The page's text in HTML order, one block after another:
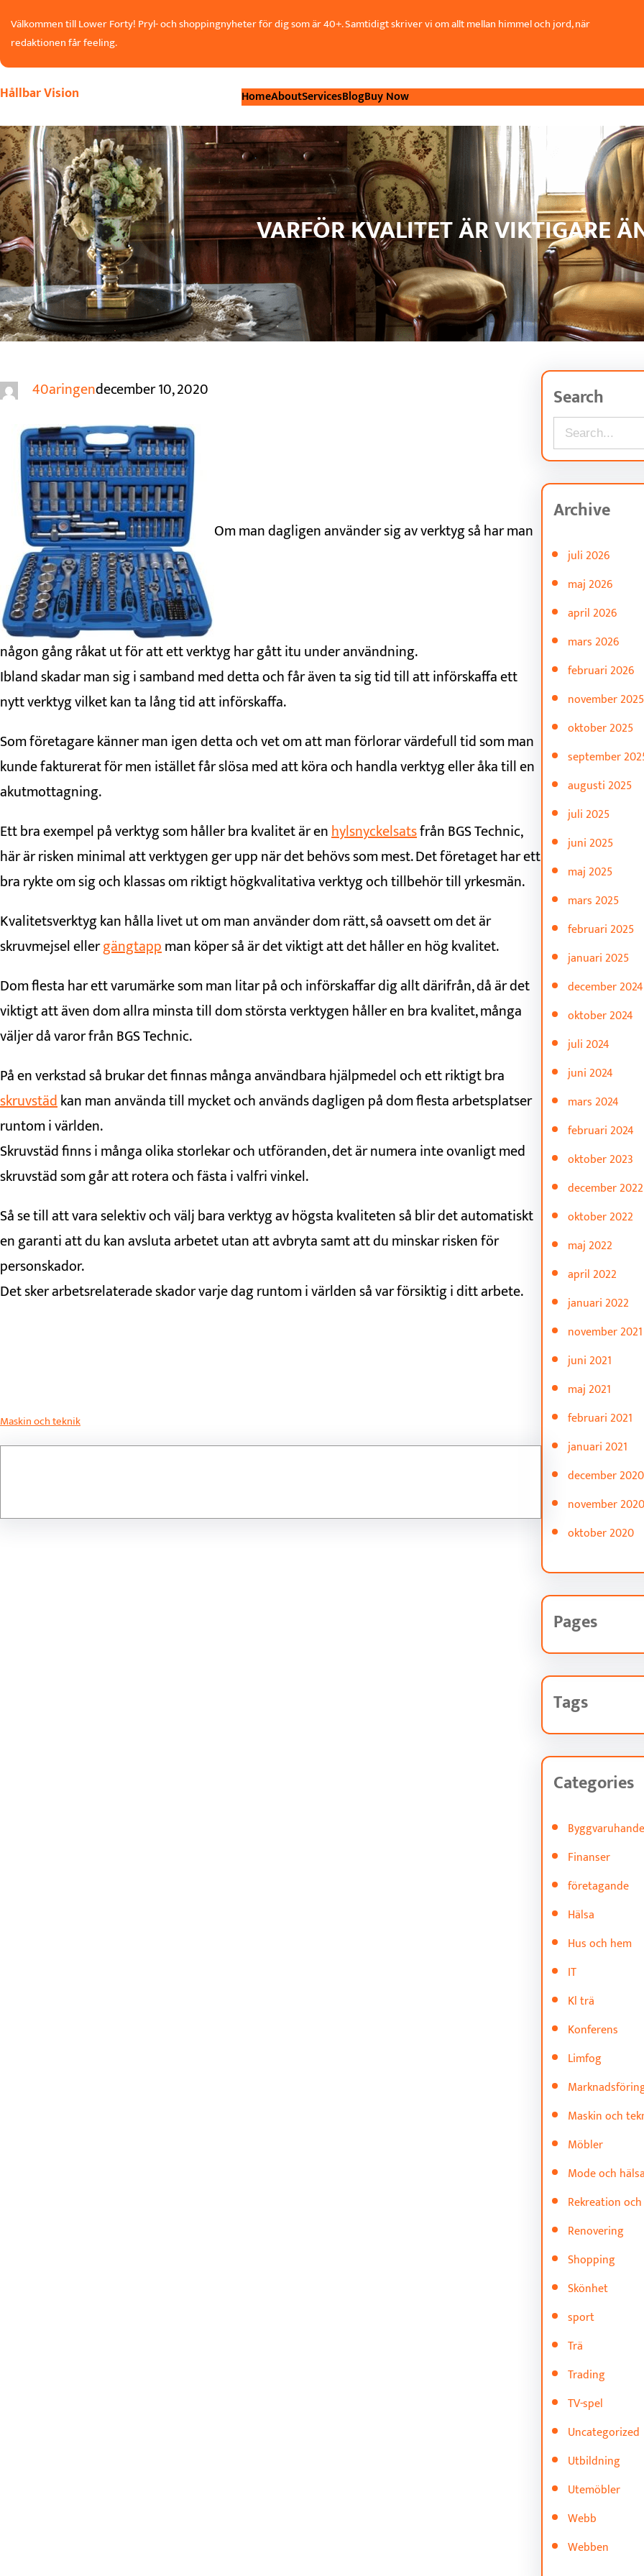
till
innehåll
Välkommen till Lower Forty! Pryl- och shoppingnyheter för dig som är 40+. Samtidigt skriver vi om allt mellan himmel och jord, när
redaktionen får feeling.
Hållbar Vision HomeAboutServicesBlogBuy Now
VARFÖR KVALITET ÄR VIKTIGARE
40aringendecember 10, 2020
Om man dagligen använder sig av verktyg så har man
någon gång råkat ut för att ett verktyg har gått itu under användning.
Ibland skadar man sig i samband med detta och får även ta sig tid till att införskaffa ett
nytt verktyg vilket kan ta lång tid att införskaffa.
Som företagare känner man igen detta och vet om att man förlorar värdefull tid som man
kunde fakturerat för men istället får slösa med att köra och handla verktyg eller åka till en
akutmottagning.
Ett bra exempel på verktyg som håller bra kvalitet är enhylsnyckelsatsfrån BGS Technic,
här är risken minimal att verktygen ger upp när det behövs som mest. Det företaget har ett
bra rykte om sig och klassas om riktigt högkvalitativa verktyg och tillbehör till yrkesmän.
Kvalitetsverktyg kan hålla livet ut om man använder dom rätt, så oavsett om det är
skruvmejsel ellergängtappman köper så är det viktigt att det håller en hög kvalitet.
Dom flesta har ett varumärke som man litar på och införskaffar dig allt därifrån, då är det
viktigt att även dom allra minsta till dom största verktygen håller en bra kvalitet, många
väljer då varor från BGS Technic.
På en verkstad så brukar det finnas många användbara hjälpmedel och ett riktigt bra
skruvstädkan man använda till mycket och används dagligen på dom flesta arbetsplatser
runtom i världen.
Skruvstäd finns i många olika storlekar och utföranden, det är numera inte ovanligt med
skruvstäd som går att rotera och fästa i valfri vinkel.
Så se till att vara selektiv och välj bara verktyg av högsta kvaliteten så blir det automatiskt
en garanti att du kan avsluta arbetet utan att avbryta samt att du minskar risken för
personskador.
Det sker arbetsrelaterade skador varje dag runtom i världen så var försiktig i ditt arbete.
Maskin och teknik
Search
e
a
r
h
Archive
juli 2026
maj 2026
april 2026
mars 2026
februari 2026
november 2025
oktober 2025
september
augusti 2025
juli 2025
juni 2025
maj 2025
mars 2025
februari 2025
januari 2025
december 2024
oktober 2024
juli 2024
juni 2024
mars 2024
februari 2024
oktober 2023
december 2022
oktober 2022
maj 2022
april 2022
januari 2022
november 2021
juni 2021
maj 2021
februari 2021
januari 2021
december 2020
november 2020
oktober 2020
Pages
Tags
Categories
Finanser
företagande
Hälsa
Hus och hem
IT
Kl trä
Konferens
Limfog
Maskin och
Möbler
Mode och
Rekreation
Renovering
Shopping
Skönhet
sport
Trä
Trading
TV-spel
Uncategorized
Utbildning
Utemöbler
Webb
Webben